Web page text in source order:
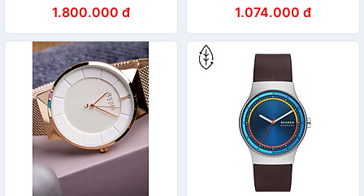
1.800.000 đ 1.074.000 đ